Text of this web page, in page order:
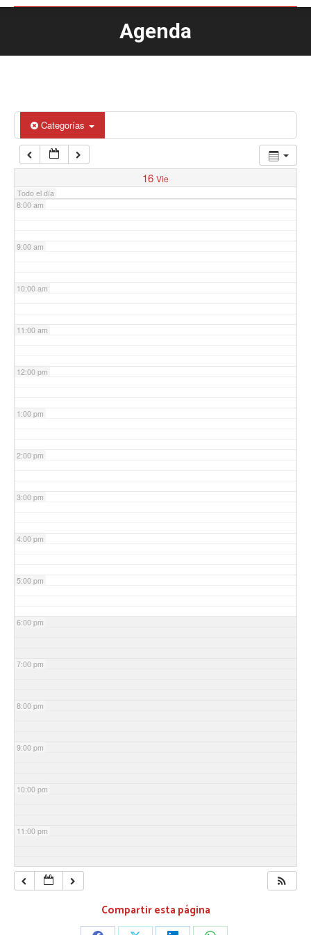
Agenda
Estás aquí:
Categorías
16 Vie
Todo el día
6:00 am
7:00 am
8:00 am
9:00 am
10:00 am
11:00 am
12:00 pm
1:00 pm
2:00 pm
3:00 pm
4:00 pm
5:00 pm
6:00 pm
7:00 pm
8:00 pm
9:00 pm
10:00 pm
11:00 pm
Compartir esta página